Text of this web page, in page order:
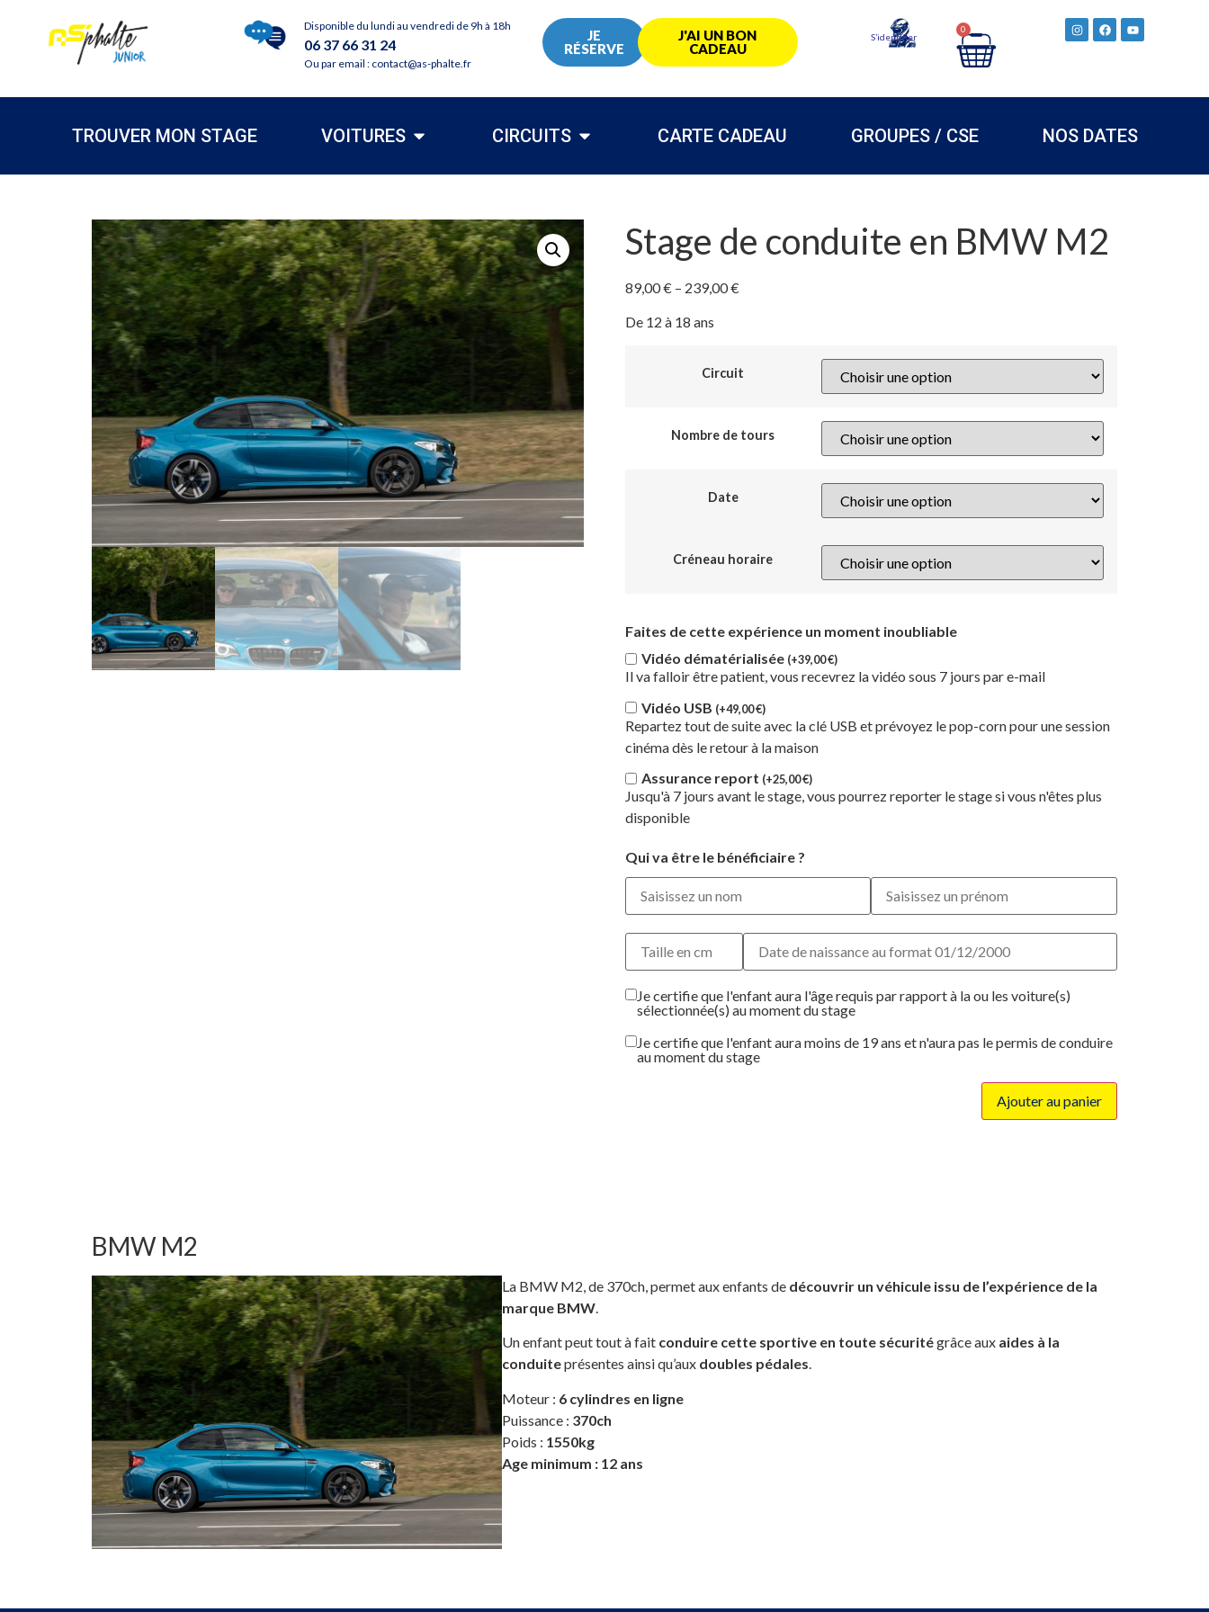
Disponible du lundi au vendredi de 9h à 18h
06 37 66 31 24
Ou par email : contact@as-phalte.fr
JE
RÉSERVE
J'AI UN BON
CADEAU
S’identifier
0
TROUVER MON STAGE VOITURES CIRCUITS CARTE CADEAU GROUPES / CSE NOS DATES
Stage de conduite en BMW M2
89,00€ – 239,00€
De 12 à 18 ans
Circuit
Nombre de tours
Date
Créneau horaire
Faites de cette expérience un moment inoubliable
Vidéo dématérialisée (+39,00€)
Il va falloir être patient, vous recevrez la vidéo sous 7 jours par e-mail
Vidéo USB (+49,00€)
Repartez tout de suite avec la clé USB et prévoyez le pop-corn pour une session
cinéma dès le retour à la maison
Assurance report (+25,00€)
Jusqu'à 7 jours avant le stage, vous pourrez reporter le stage si vous n'êtes plus
disponible
Qui va être le bénéficiaire ?
Je certifie que l'enfant aura l'âge requis par rapport à la ou les voiture(s)
sélectionnée(s) au moment du stage
Je certifie que l'enfant aura moins de 19 ans et n'aura pas le permis de conduire
au moment du stage
Ajouter au panier
BMW M2
La BMW M2, de 370ch, permet aux enfants de découvrir un véhicule issu de l’expérience de la
marque BMW.
Un enfant peut tout à fait conduire cette sportive en toute sécuritégrâce aux aides à la
conduiteprésentes ainsi qu’aux doubles pédales.
Moteur : 6 cylindres en ligne
Puissance : 370ch
Poids : 1550kg
Age minimum : 12 ans